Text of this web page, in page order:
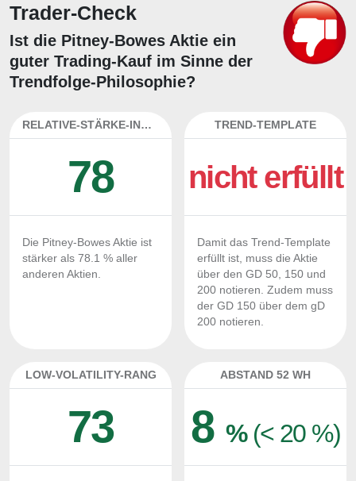
Trader-Check
Ist die Pitney-Bowes Aktie ein
guter Trading-Kauf im Sinne der
Trendfolge-Philosophie?
RELATIVE-STÄRKE-INDEX
78
Die Pitney-Bowes Aktie ist
stärker als 78.1 % aller
anderen Aktien.
TREND-TEMPLATE
nicht erfüllt
Damit das Trend-Template
erfüllt ist, muss die Aktie
über den GD 50, 150 und
200 notieren. Zudem muss
der GD 150 über dem gD
200 notieren.
LOW-VOLATILITY-RANG
73
ABSTAND 52 WH
8 % (< 20 %)